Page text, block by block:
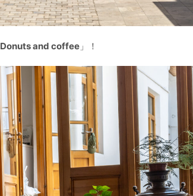
Donuts and coffee 」！